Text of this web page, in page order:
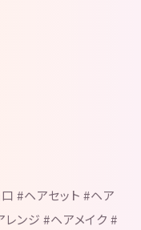
#ヘアセット #ヘア
ンジ #ヘアメイク #